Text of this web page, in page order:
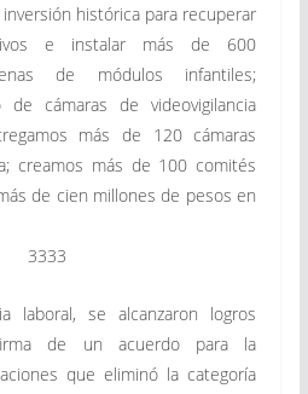
histórica para recuperar
e instalar más de 600
de módulos infantiles;
cámaras de videovigilancia
más de 120 cámaras
creamos más de 100 comités
de cien millones de pesos en
laboral, se alcanzaron logros
de un acuerdo para la
que eliminó la categoría